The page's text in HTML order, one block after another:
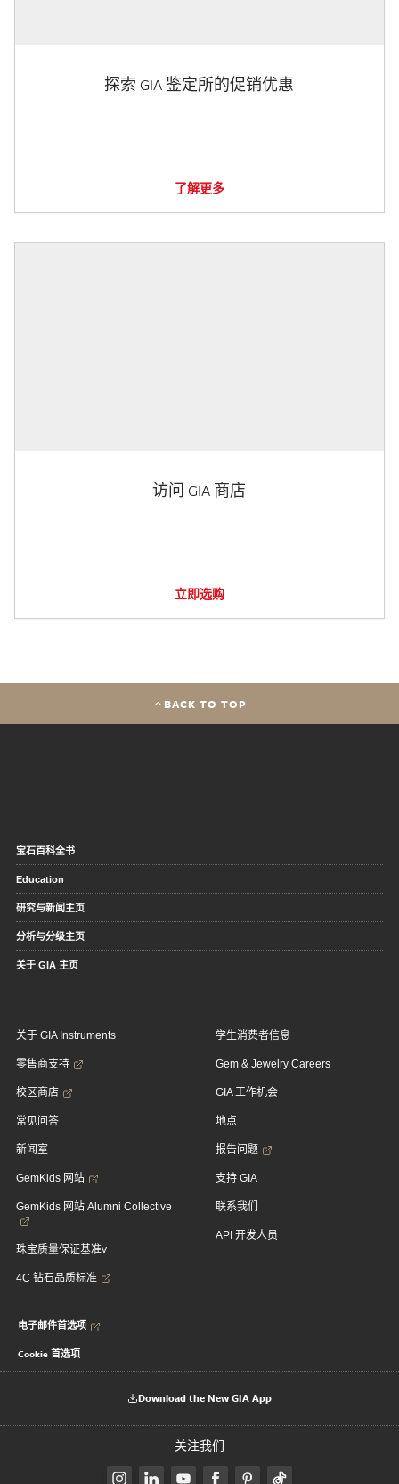
探索 GIA 鉴定所的促销优惠
了解更多
访问 GIA 商店
立即选购
BACK TO TOP
宝石百科全书
Education
研究与新闻主页
分析与分级主页
关于 GIA 主页
关于 GIA Instruments
零售商支持
校区商店
常见问答
新闻室
GemKids 网站
GemKids 网站 Alumni Collective
珠宝质量保证基准v
4C 钻石品质标准
学生消费者信息
Gem & Jewelry Careers
GIA 工作机会
地点
报告问题
支持 GIA
联系我们
API 开发人员
电子邮件首选项
Cookie 首选项
Download the New GIA App
关注我们